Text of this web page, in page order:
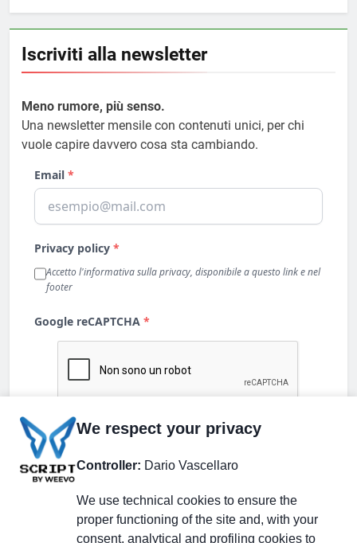
Iscriviti alla newsletter
Meno rumore, più senso.
Una newsletter mensile con contenuti unici, per chi
vuole capire davvero cosa sta cambiando.
We respect your privacy
Controller: Dario Vascellaro
We use technical cookies to ensure the
proper functioning of the site and, with your
consent, analytical and profiling cookies to